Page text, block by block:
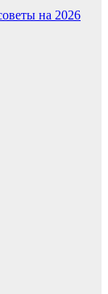
на 2026